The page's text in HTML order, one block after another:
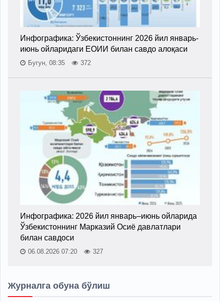
Инфографика: Ўзбекистоннинг 2026 йил январь-
июнь ойларидаги ЕОИИ билан савдо алоқаси
Бугун, 08:35 372
Инфографика: 2026 йил январь–июнь ойларида
Ўзбекистоннинг Марказий Осиё давлатлари
билан савдоси
06.08.2026 07:20 327
Журналга обуна бўлиш